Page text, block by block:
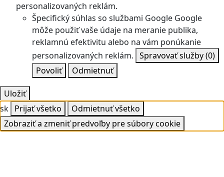
personalizovaných reklám.
Špecifický súhlas so službami Google Google
môže použiť vaše údaje na meranie publika,
reklamnú efektivitu alebo na vám ponúkanie
personalizovaných reklám. Spravovať služby(0)
Povoliť
Odmietnuť
Uložiť
sk Prijať všetko
Odmietnuť všetko
Zobraziť a zmeniť predvoľby pre súbory cookie